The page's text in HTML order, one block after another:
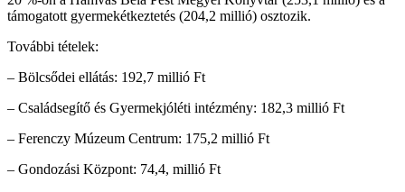
támogatott gyermekétkeztetés (204,2 millió) osztozik.
További tételek:
– Bölcsődei ellátás: 192,7 millió Ft
– Családsegítő és Gyermekjóléti intézmény: 182,3 millió Ft
– Ferenczy Múzeum Centrum: 175,2 millió Ft
– Gondozási Központ: 74,4, millió Ft